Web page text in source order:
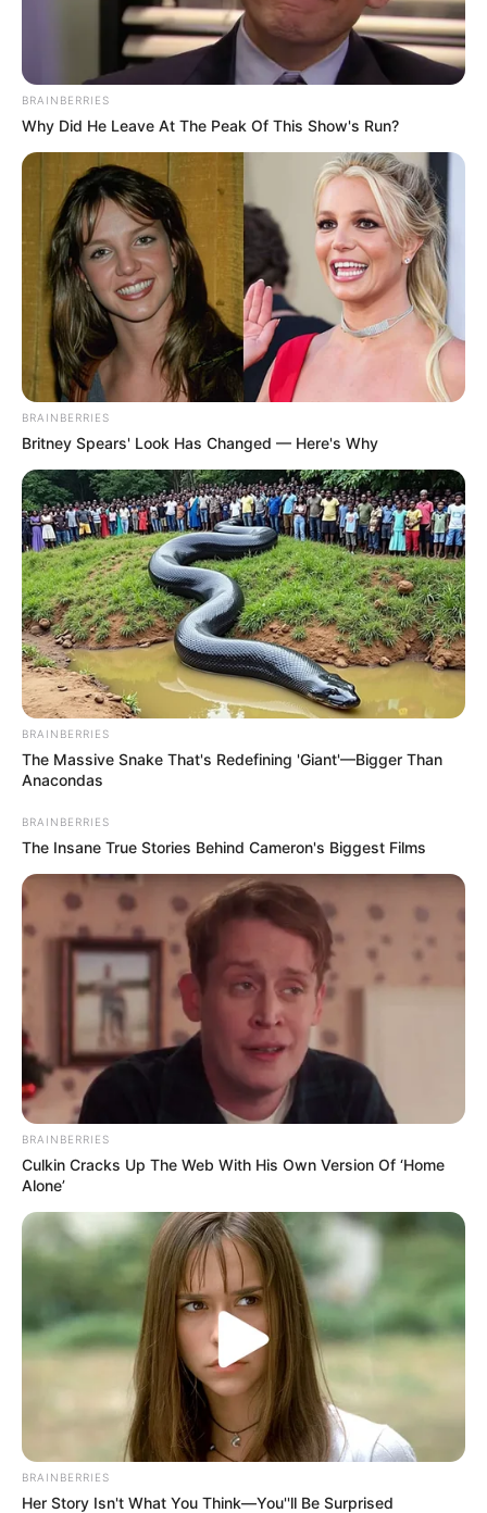
BRAINBERRIES
Why Did He Leave At The Peak Of This Show's Run?
BRAINBERRIES
Britney Spears' Look Has Changed — Here's Why
BRAINBERRIES
The Massive Snake That's Redefining 'Giant'—Bigger Than
Anacondas
BRAINBERRIES
The Insane True Stories Behind Cameron's Biggest Films
BRAINBERRIES
Culkin Cracks Up The Web With His Own Version Of ‘Home
Alone’
BRAINBERRIES
Her Story Isn't What You Think—You''ll Be Surprised